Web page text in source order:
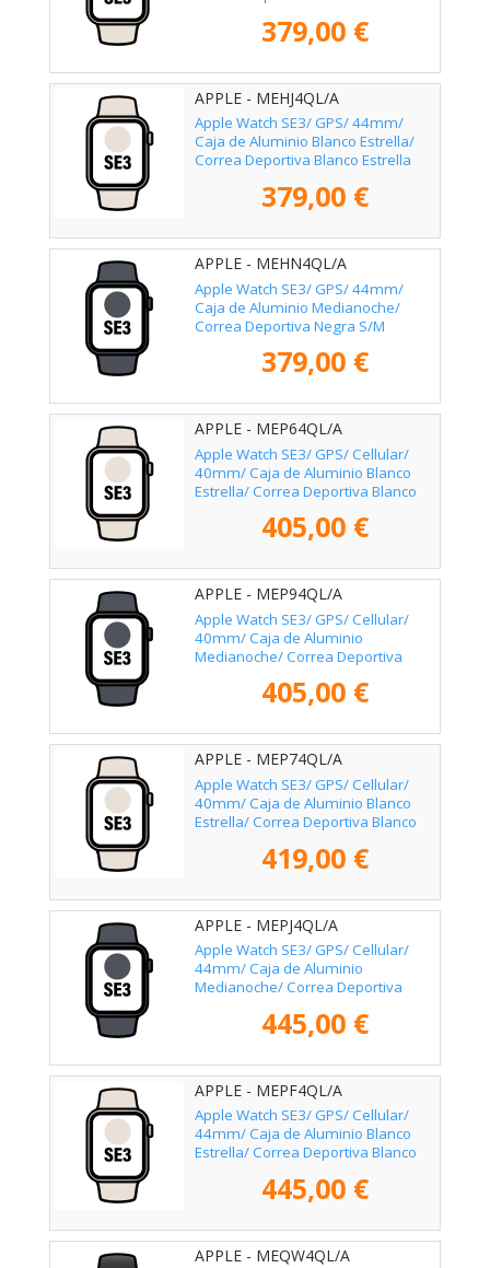
379,00 €
APPLE - MEHJ4QL/A
Apple Watch SE3/ GPS/ 44mm/
Caja de Aluminio Blanco Estrella/
Correa Deportiva Blanco Estrella
379,00 €
APPLE - MEHN4QL/A
Apple Watch SE3/ GPS/ 44mm/
Caja de Aluminio Medianoche/
Correa Deportiva Negra S/M
379,00 €
APPLE - MEP64QL/A
Apple Watch SE3/ GPS/ Cellular/
40mm/ Caja de Aluminio Blanco
Estrella/ Correa Deportiva Blanco
405,00 €
APPLE - MEP94QL/A
Apple Watch SE3/ GPS/ Cellular/
40mm/ Caja de Aluminio
Medianoche/ Correa Deportiva
405,00 €
APPLE - MEP74QL/A
Apple Watch SE3/ GPS/ Cellular/
40mm/ Caja de Aluminio Blanco
Estrella/ Correa Deportiva Blanco
419,00 €
APPLE - MEPJ4QL/A
Apple Watch SE3/ GPS/ Cellular/
44mm/ Caja de Aluminio
Medianoche/ Correa Deportiva
445,00 €
APPLE - MEPF4QL/A
Apple Watch SE3/ GPS/ Cellular/
44mm/ Caja de Aluminio Blanco
Estrella/ Correa Deportiva Blanco
445,00 €
APPLE - MEQW4QL/A